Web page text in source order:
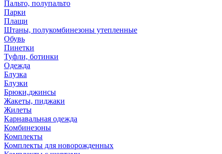
Пальто, полупальто
Парки
Плащи
Штаны, полукомбинезоны утепленные
Обувь
Пинетки
Туфли, ботинки
Одежда
Блузка
Блузки
Брюки,джинсы
Жакеты, пиджаки
Жилеты
Карнавальная одежда
Комбинезоны
Комплекты
Комплекты для новорожденных